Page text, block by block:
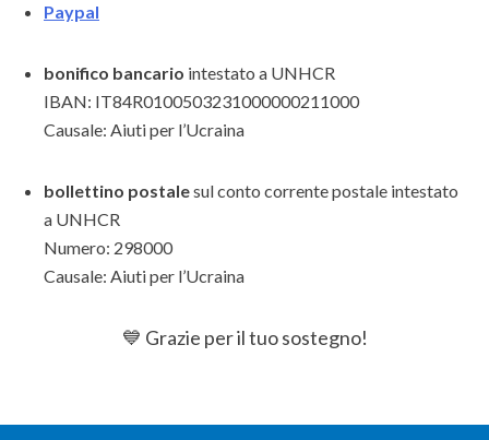
Paypal
bonifico bancario intestato a UNHCR
IBAN: IT84R0100503231000000211000
Causale: Aiuti per l’Ucraina
bollettino postalesul conto corrente postale intestato
a UNHCR
Numero: 298000
Causale: Aiuti per l’Ucraina
💙 Grazie per il tuo sostegno!